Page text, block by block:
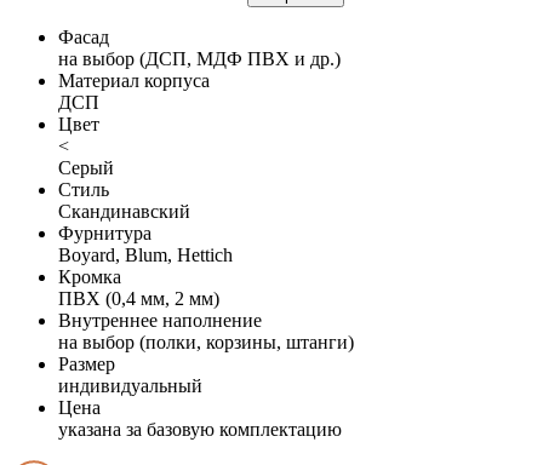
Фасад
на выбор (ДСП, МДФ ПВХ и др.)
Материал корпуса
ДСП
Цвет
<
Серый
Стиль
Скандинавский
Фурнитура
Boyard, Blum, Hettich
Кромка
ПВХ (0,4 мм, 2 мм)
Внутреннее наполнение
на выбор (полки, корзины, штанги)
Размер
индивидуальный
Цена
указана за базовую комплектацию